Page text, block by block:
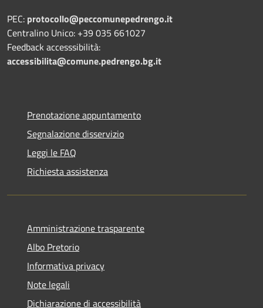
PEC: protocollo@peccomunepedrengo.it
Centralino Unico: +39 035 661027
Feedback accesssibilità:
accessibilita@comune.pedrengo.bg.it
Prenotazione appuntamento
Segnalazione disservizio
Leggi le FAQ
Richiesta assistenza
Amministrazione trasparente
Albo Pretorio
Informativa privacy
Note legali
Dichiarazione di accessibilità